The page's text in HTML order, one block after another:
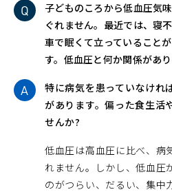
子どものころから低血圧気
ぐれません。最近では、寝
車で眠くて立っていること
す。低血圧と何か関係があ
特に病気を患っていなけれ
があります。偏った食生活
せんか?
低血圧は高血圧に比べ、病
れません。しかし、低血圧
のがつらい、だるい、集中